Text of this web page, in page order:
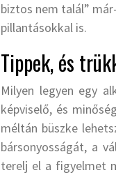
biztos nem talál”
pillantásokkal is.
Tippek, és
Milyen legyen egy
képviselő, és
méltán büszke
bársonyosságát, a
terelj el a figyelmet